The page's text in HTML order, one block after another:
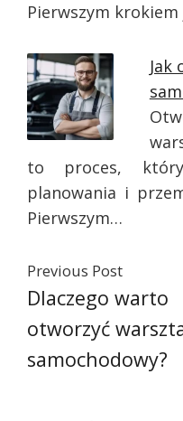
Pierwszym
Jak
to proces, który
planowania i
Pierwszym…
Previous Post
Dlaczego warto
otworzyć
samochodowy?